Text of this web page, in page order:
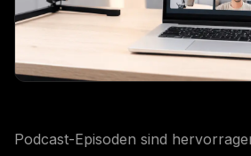
Podcast-Episoden sind